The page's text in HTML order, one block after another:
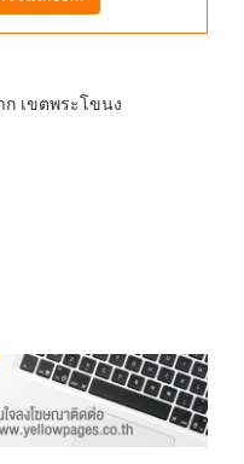
เขตพระโขนง